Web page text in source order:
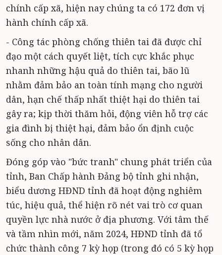
chính cấp xã, hiện nay chúng ta có 172 đơn vị
hành chính cấp xã.
- Công tác phòng chống thiên tai đã được chỉ
đạo một cách quyết liệt, tích cực khắc phục
nhanh những hậu quả do thiên tai, bão lũ
nhằm đảm bảo an toàn tính mạng cho người
dân, hạn chế thấp nhất thiệt hại do thiên tai
gây ra; kịp thời thăm hỏi, động viên hỗ trợ các
gia đình bị thiệt hại, đảm bảo ổn định cuộc
sống cho nhân dân.
Đóng góp vào "bức tranh" chung phát triển của
tỉnh, Ban Chấp hành Đảng bộ tỉnh ghi nhận,
biểu dương HĐND tỉnh đã hoạt động nghiêm
túc, hiệu quả, thể hiện rõ nét vai trò cơ quan
quyền lực nhà nước ở địa phương. Với tâm thế
và tầm nhìn mới, năm 2024, HĐND tỉnh đã tổ
chức thành công 7 kỳ họp (trong đó có 5 kỳ họp